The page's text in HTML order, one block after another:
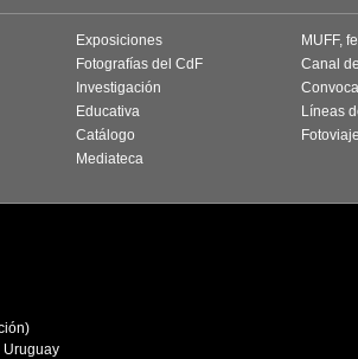
Exposiciones
Fotografías del CdF
Investigación
Educativa
Catálogo
Mediateca
MUFF,
Canal
Líneas
Uruguay